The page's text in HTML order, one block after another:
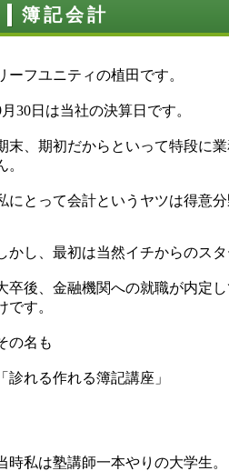
簿記会計
ーフユニティの植田です。
30日は当社の決算日です。
末、期初だからといって特段に
。
にとって会計というヤツは得意分
かし、最初は当然イチからのスタ
卒後、金融機関への就職が内定
です。
の名も
「診れる作れる簿記講座」
時私は塾講師一本やりの大学生。